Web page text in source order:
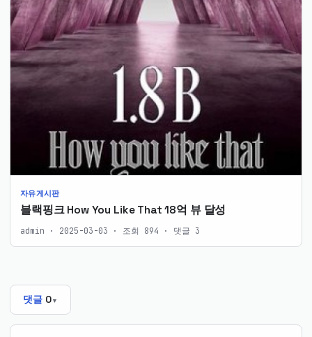
자유게시판
블랙핑크 How You Like That 18억 뷰 달성
admin · 2025-03-03 · 조회 894 · 댓글 3
댓글 0